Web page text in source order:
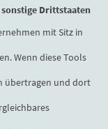
Drittstaaten
mit Sitz in
Wenn diese Tools
übertragen und dort